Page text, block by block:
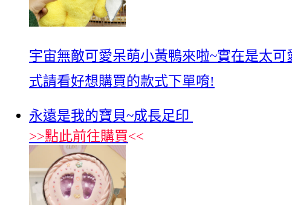
宇宙無敵可愛呆萌小黃鴨來啦~實在是太
式請看好想購買的款式下單唷!
永遠是我的寶貝~成長足印
>>點此前往購買<<